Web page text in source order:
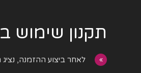
תקנון שימוש
לאחר ביצוע ההזמנה, נציג